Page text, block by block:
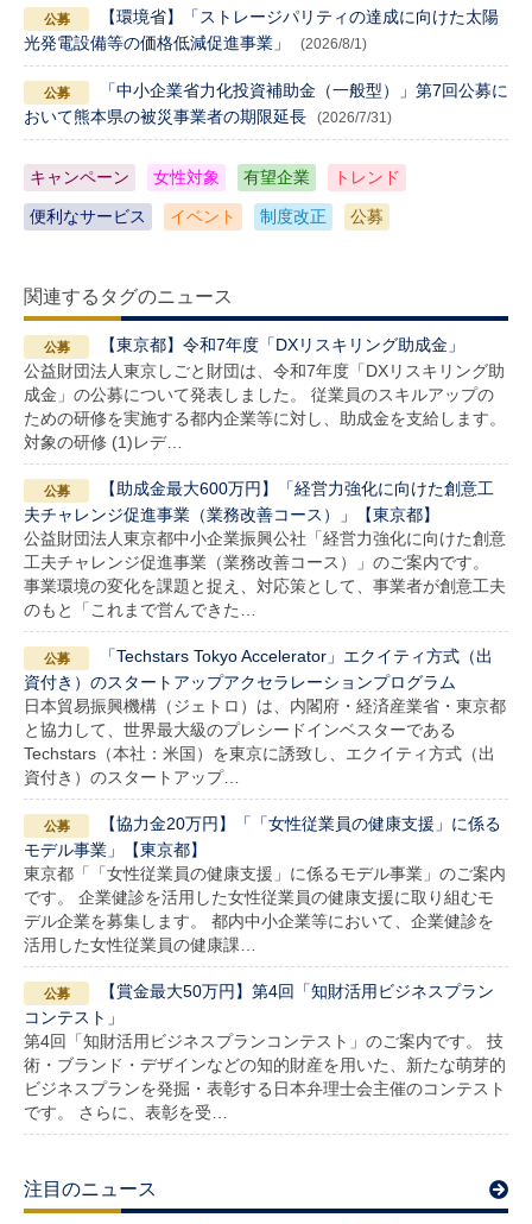
【環境省】「ストレージパリティの達成に向けた太陽
光発電設備等の価格低減促進事業」
(2026/8/1)
「中小企業省力化投資補助金（一般型）」第7回公募に
おいて熊本県の被災事業者の期限延長
(2026/7/31)
キャンペーン 女性対象 有望企業 トレンド
便利なサービス イベント 制度改正 公募
関連するタグのニュース
【東京都】令和7年度「DXリスキリング助成金」
公益財団法人東京しごと財団は、令和7年度「DXリスキリング助
成金」の公募について発表しました。 従業員のスキルアップの
ための研修を実施する都内企業等に対し、助成金を支給します。
対象の研修 (1)レデ…
【助成金最大600万円】「経営力強化に向けた創意工
夫チャレンジ促進事業（業務改善コース）」【東京都】
公益財団法人東京都中小企業振興公社「経営力強化に向けた創意
工夫チャレンジ促進事業（業務改善コース）」のご案内です。
事業環境の変化を課題と捉え、対応策として、事業者が創意工夫
のもと「これまで営んできた…
「Techstars Tokyo Accelerator」エクイティ方式（出
資付き）のスタートアップアクセラレーションプログラム
日本貿易振興機構（ジェトロ）は、内閣府・経済産業省・東京都
と協力して、世界最大級のプレシードインベスターである
Techstars（本社：米国）を東京に誘致し、エクイティ方式（出
資付き）のスタートアップ…
【協力金20万円】「「女性従業員の健康支援」に係る
モデル事業」【東京都】
東京都「「女性従業員の健康支援」に係るモデル事業」のご案内
です。 企業健診を活用した女性従業員の健康支援に取り組むモ
デル企業を募集します。 都内中小企業等において、企業健診を
活用した女性従業員の健康課…
【賞金最大50万円】第4回「知財活用ビジネスプラン
コンテスト」
第4回「知財活用ビジネスプランコンテスト」のご案内です。 技
術・ブランド・デザインなどの知的財産を用いた、新たな萌芽的
ビジネスプランを発掘・表彰する日本弁理士会主催のコンテスト
です。 さらに、表彰を受…
注目のニュース